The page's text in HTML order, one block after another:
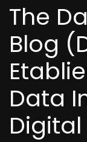
The
Blog
Data